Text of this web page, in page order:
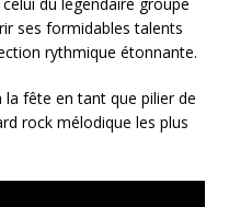
du légendaire groupe
ses formidables talents
rythmique étonnante.
la fête en tant que pilier de
rock mélodique les plus